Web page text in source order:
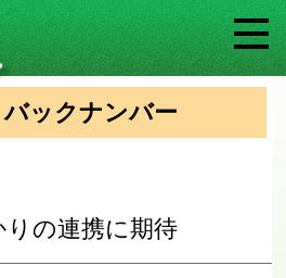
ックナンバー
りの連携に期待